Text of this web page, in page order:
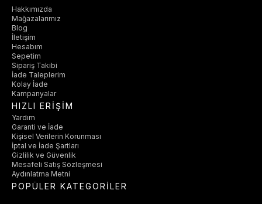
Hakkımızda
Mağazalarımız
Blog
İletişim
Hesabım
Sepetim
Sipariş Takibi
İade Taleplerim
Kolay İade
Kampanyalar
HIZLI ERİŞİM
Yardım
Garanti ve İade
Kişisel Verilerin Korunması
İptal ve İade Şartları
Gizlilik ve Güvenlik
Mesafeli Satış Sözleşmesi
Aydınlatma Metni
POPÜLER KATEGORİLER